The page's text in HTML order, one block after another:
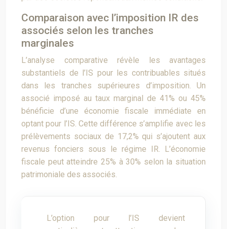
Comparaison avec l’imposition IR des
associés selon les tranches
marginales
L’analyse comparative révèle les avantages
substantiels de l’IS pour les contribuables situés
dans les tranches supérieures d’imposition. Un
associé imposé au taux marginal de 41% ou 45%
bénéficie d’une économie fiscale immédiate en
optant pour l’IS. Cette différence s’amplifie avec les
prélèvements sociaux de 17,2% qui s’ajoutent aux
revenus fonciers sous le régime IR. L’économie
fiscale peut atteindre 25% à 30% selon la situation
patrimoniale des associés.
L’option pour l’IS devient